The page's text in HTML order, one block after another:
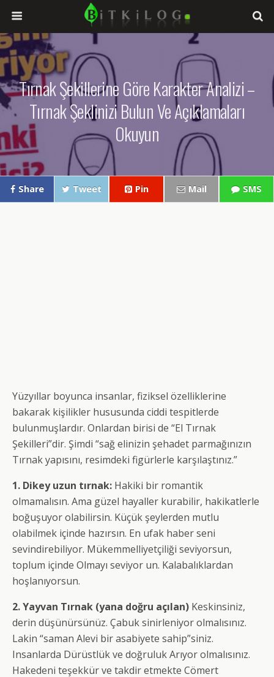
Tırnak Şekillerine Göre Karakter Analizi –
Tırnak Şeklinizi Bulun Ve Açıklamaları
Okuyun
Share Tweet Pin Mail SMS
Yüzyıllar boyunca insanlar, fiziksel özelliklerine
bakarak kişilikler hususunda ciddi tespitlerde
bulunmuşlardır. Onlardan birisi de “El Tırnak
Şekilleri”dir. Şimdi “sağ elinizin şehadet parmağınızın
Tırnak yapısını, resimdeki figürlerle karşılaştınız.”
1. Dikey uzun tırnak: Hakiki bir romantik
olmamalısın. Ama güzel hayaller kurabilir, hakikatlerle
boğuşuyor olabilirsin. Küçük şeylerden mutlu
olabilmek içinde hazırsın. En ufak haber seni
sevindirebiliyor. Mükemmelliyetçiliği seviyorsun,
toplum içinde Olmayı seviyor un. Kalabalıklardan
hoşlanıyorsun.
2. Yayvan Tırnak (yana doğru açılan) Keskinsiniz,
derin düşünürsünüz. Çabuk sinirleniyor olmalısınız.
Lakin “saman Alevi bir asabiyete sahip”siniz.
Insanlarda Dürüstlük ve doğruluk Arıyor olmalısınız.
Hakedeni teşekkür ve takdir etmekte Cömert